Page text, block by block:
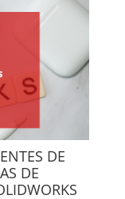
DE
DE